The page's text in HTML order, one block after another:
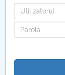
Username
Password